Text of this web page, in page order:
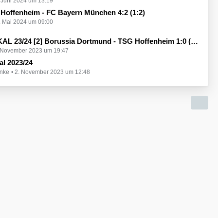
- FC Bayern München 4:2 (1:2)
Mai 2024 um 09:00
23/24 [2] Borussia Dortmund - TSG Hoffenheim 1:0 (1:0)
2023 um 19:47
2023/24
2. November 2023 um 12:48